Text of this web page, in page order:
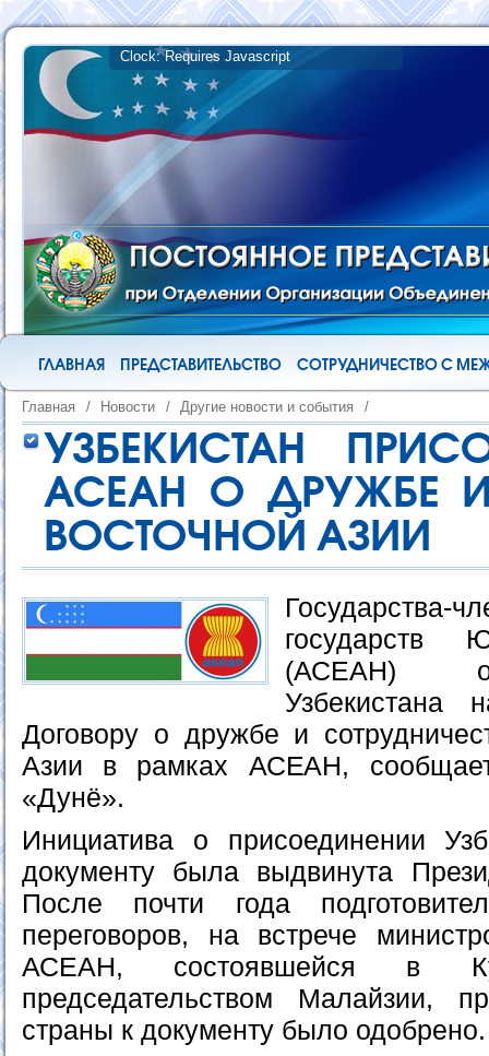
ГЛАВНАЯ ПРЕДСТАВИТЕЛЬСТВО СОТРУДНИЧЕСТВО С
Главная / Новости / Другие новости и события /
УЗБЕКИСТАН
АСЕАН О ДРУЖБЕ
ВОСТОЧНОЙ АЗИИ
государств
(АСЕАН)
Узбекистана
Договору о дружбе и
Азии в рамках АСЕАН,
«Дунё».
Инициатива о присоединении
документу была выдвинута
После почти года
переговоров, на встрече
АСЕАН, состоявшейся в
председательством Малайзии,
страны к документу было одобрено.